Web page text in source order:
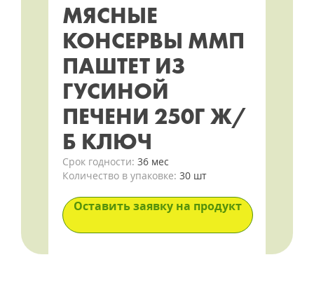
МЯСНЫЕ
КОНСЕРВЫ ММП
ПАШТЕТ ИЗ
ГУСИНОЙ
ПЕЧЕНИ 250Г Ж/
Б КЛЮЧ
Срок годности: 36 мес
Количество в упаковке: 30 шт
Оставить заявку на продукт